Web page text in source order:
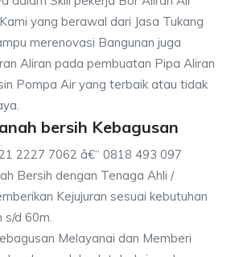
yang berawal dari Jasa Tukang
merenovasi Bangunan juga
Aliran pada pembuatan Pipa Aliran
Pompa Air yang terbaik atau tidak
bersih Kebagusan
2227 7062 â€“ 0818 493 097
Bersih dengan Tenaga Ahli /
Kejujuran sesuai kebutuhan
s/d 60m.
Melayanai dan Memberi